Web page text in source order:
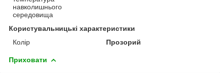
навколишнього
середовища
Користувальницькі характеристики
Колір
Прозорий
Приховати